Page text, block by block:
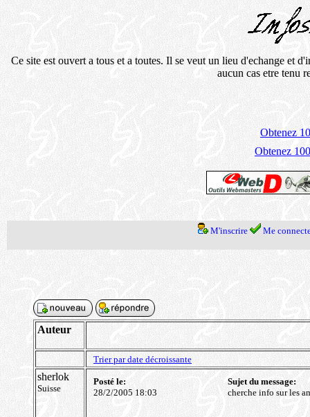
Ce site est ouvert a tous et a toutes. Il se veut un lieu d'echange et
aucun cas etre tenu
Obtenez
Obtenez
M'inscrire Me
Auteur
Trier par date décroissante
sherlok
Suisse
Posté le:
28/2/2005 18:03
Sujet du message:
cherche info sur les